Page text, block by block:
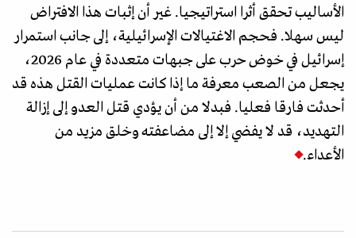
الأساليب تحقق أثرا استراتيجيا. غير أن إثبات هذا الافتراض
ليس سهلا. فحجم الاغتيالات الإسرائيلية، إلى جانب استمرار
إسرائيل في خوض حرب على جبهات متعددة في عام 2026،
يجعل من الصعب معرفة ما إذا كانت عمليات القتل هذه قد
أحدثت فارقا فعليا. فبدلا من أن يؤدي قتل العدو إلى إزالة
التهديد، قد لا يفضي إلا إلى مضاعفته وخلق مزيد من
الأعداء.